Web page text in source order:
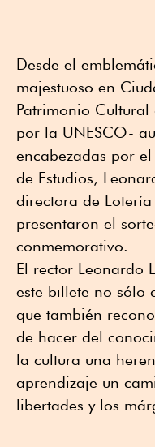
Desde el
majestuoso en
Patrimonio
por la UNESCO-
encabezadas por
de Estudios,
directora de
presentaron el
conmemorativo.
El rector Leonardo
este billete no sólo
que también
de hacer del
la cultura una
aprendizaje un
libertades y los